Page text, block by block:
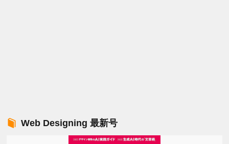
Web Designing 最新号